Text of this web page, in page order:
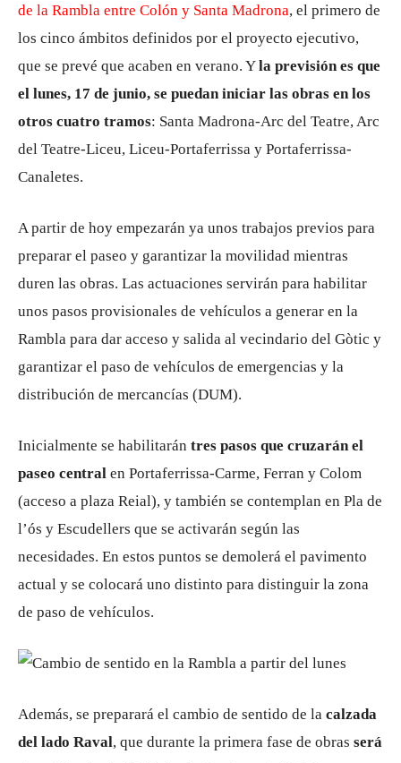
de la Rambla entre Colón y Santa Madrona, el primero de
los cinco ámbitos definidos por el proyecto ejecutivo,
que se prevé que acaben en verano. Yla previsión es que
el lunes, 17 de junio, se puedan iniciar las obras en los
otros cuatro tramos: Santa Madrona-Arc del Teatre, Arc
del Teatre-Liceu, Liceu-Portaferrissa y Portaferrissa-
Canaletes.
A partir de hoy empezarán ya unos trabajos previos para
preparar el paseo y garantizar la movilidad mientras
duren las obras. Las actuaciones servirán para habilitar
unos pasos provisionales de vehículos a generar en la
Rambla para dar acceso y salida al vecindario del Gòtic y
garantizar el paso de vehículos de emergencias y la
distribución de mercancías (DUM).
Inicialmente se habilitarán tres pasos que cruzarán el
paseo central en Portaferrissa-Carme, Ferran y Colom
(acceso a plaza Reial), y también se contemplan en Pla de
l’ós y Escudellers que se activarán según las
necesidades. En estos puntos se demolerá el pavimento
actual y se colocará uno distinto para distinguir la zona
de paso de vehículos.
Además, se preparará el cambio de sentido de la calzada
del lado Raval, que durante la primera fase de obras será